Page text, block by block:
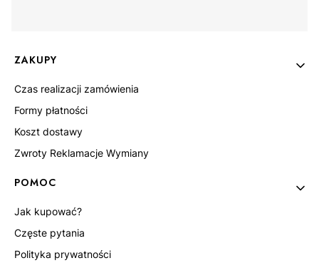
Linki w stopce
ZAKUPY
Czas realizacji zamówienia
Formy płatności
Koszt dostawy
Zwroty Reklamacje Wymiany
POMOC
Jak kupować?
Częste pytania
Polityka prywatności